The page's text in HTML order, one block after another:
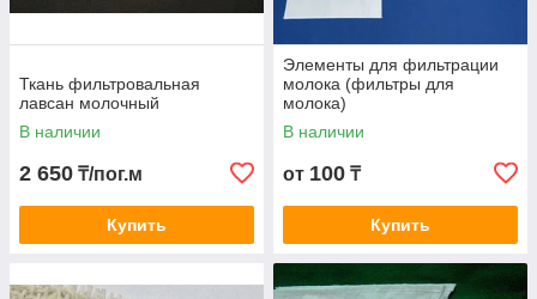
Ткань фильтровальная
лавсан молочный
В наличии
2 650 ₸/пог.м
Купить
Элементы для фильтрации
молока (фильтры для
молока)
В наличии
от 100 ₸
Купить